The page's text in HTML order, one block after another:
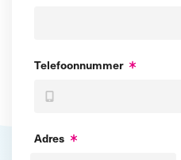
Telefoonnummer
Adres